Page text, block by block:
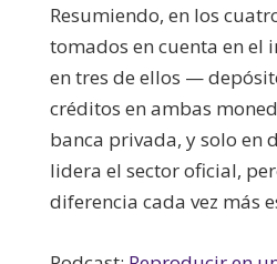
Resumiendo, en los
tomados en cuenta en el
en tres de ellos —
créditos en ambas
banca privada, y solo en
lidera el sector oficial,
diferencia cada vez más